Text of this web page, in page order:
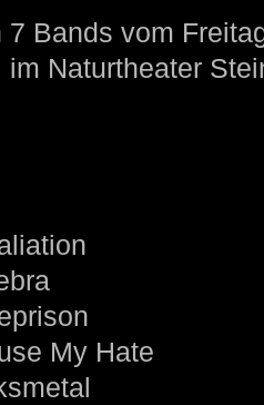
7 Bands vom
im Naturtheater
My Hate